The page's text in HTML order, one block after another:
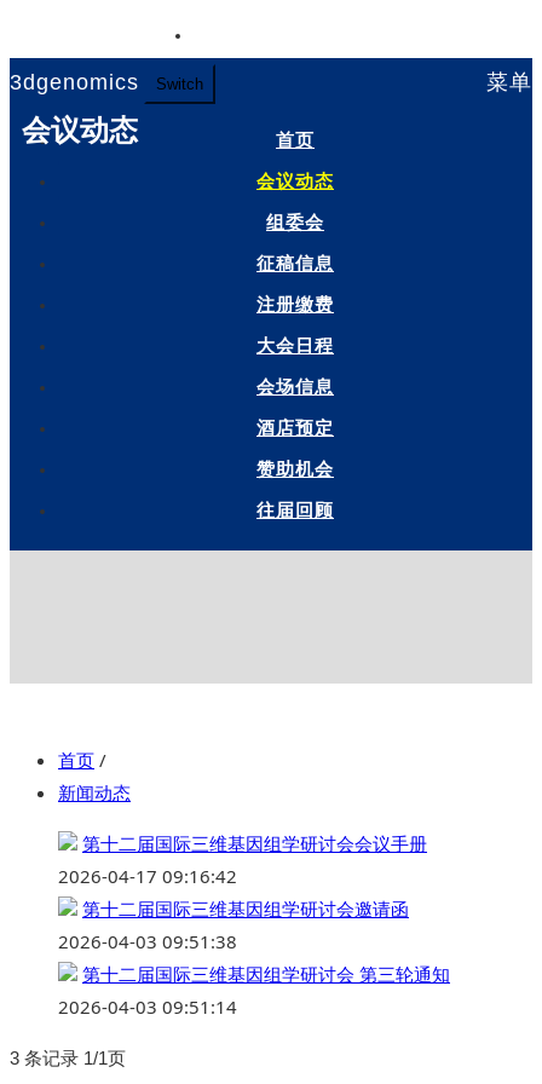
3dgenomics Switch 菜单
首页
会议动态
组委会
征稿信息
注册缴费
大会日程
会场信息
酒店预定
赞助机会
往届回顾
会议动态
首页 /
新闻动态
第十二届国际三维基因组学研讨会会议手册
2026-04-17 09:16:42
第十二届国际三维基因组学研讨会邀请函
2026-04-03 09:51:38
第十二届国际三维基因组学研讨会 第三轮通知
2026-04-03 09:51:14
3 条记录 1/1页